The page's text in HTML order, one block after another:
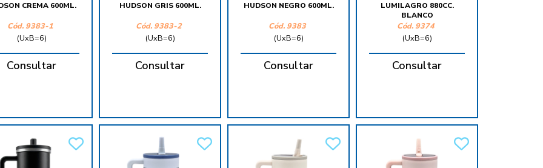
CREMA 600ML.
Cód. 9383-1
(UxB=6)
Consultar
HUDSON GRIS 600ML.
Cód. 9383-2
(UxB=6)
Consultar
HUDSON NEGRO 600ML.
Cód. 9383
(UxB=6)
Consultar
LUMILAGRO 880CC.
BLANCO
Cód. 9374
(UxB=6)
Consultar